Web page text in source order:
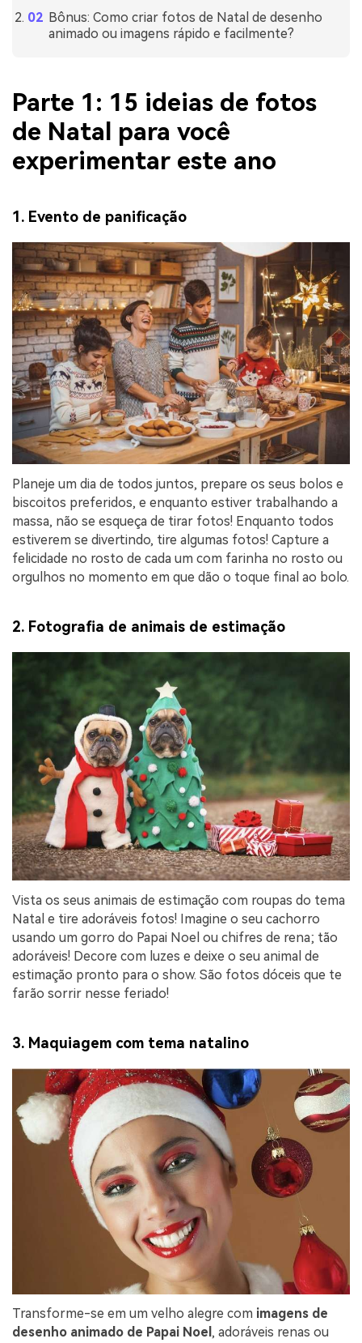
Bônus: Como criar fotos de Natal de desenho
animado ou imagens rápido e facilmente?
Parte 1: 15 ideias de fotos
de Natal para você
experimentar este ano
1. Evento de panificação
Planeje um dia de todos juntos, prepare os seus bolos e
biscoitos preferidos, e enquanto estiver trabalhando a
massa, não se esqueça de tirar fotos! Enquanto todos
estiverem se divertindo, tire algumas fotos! Capture a
felicidade no rosto de cada um com farinha no rosto ou
orgulhos no momento em que dão o toque final ao bolo.
2. Fotografia de animais de estimação
Vista os seus animais de estimação com roupas do tema
Natal e tire adoráveis fotos! Imagine o seu cachorro
usando um gorro do Papai Noel ou chifres de rena; tão
adoráveis! Decore com luzes e deixe o seu animal de
estimação pronto para o show. São fotos dóceis que te
farão sorrir nesse feriado!
3. Maquiagem com tema natalino
Transforme-se em um velho alegre com imagens de
desenho animado de Papai Noel , adoráveis renas ou